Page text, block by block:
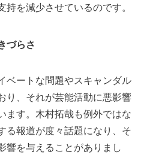
を減少させているのです。
づらさ
ベートな問題やスキャンダル
り、それが芸能活動に悪影響
ます。木村拓哉も例外ではな
る報道が度々話題になり、そ
響を与えることがありまし